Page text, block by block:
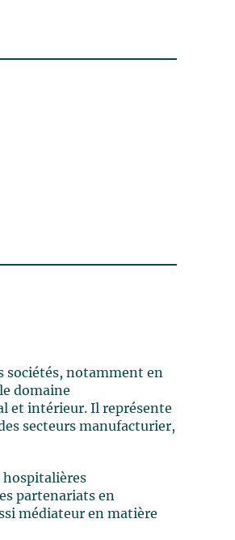
sociétés, notamment en
domaine
et intérieur. Il représente
secteurs manufacturier,
hospitalières
partenariats en
médiateur en matière